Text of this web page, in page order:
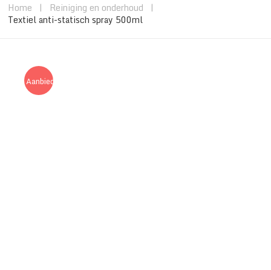
Home | Reiniging en onderhoud
|
Textiel anti-statisch spray 500ml
Aanbieding!